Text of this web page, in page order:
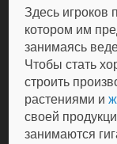
Здесь игроков
котором им
занимаясь
Чтобы стать
строить
растениями и
своей
занимаются